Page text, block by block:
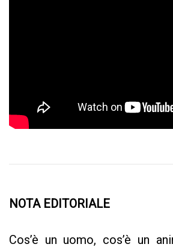
NOTA EDITORIALE
Cos’è un uomo, cos’è un